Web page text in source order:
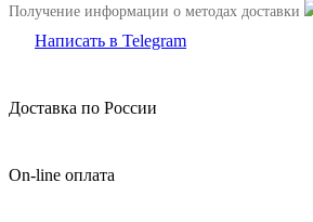
Получение информации о методах доставки
Написать в Telegram
Доставка по России
On-line оплата